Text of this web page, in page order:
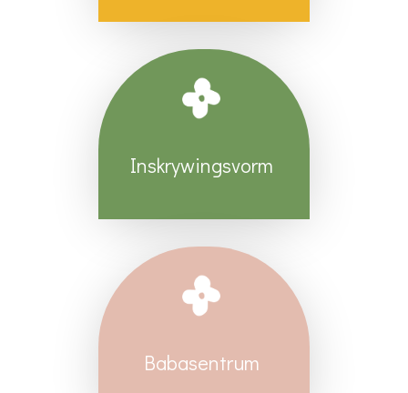
Inskrywingsvorm
Babasentrum